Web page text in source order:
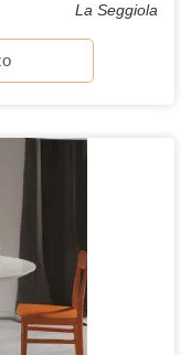
La Seggiola